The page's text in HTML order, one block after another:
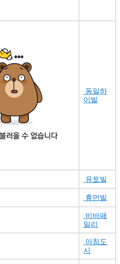
동일하
이빌
유토빌
휴먼빌
비바패
밀리
아침도
시